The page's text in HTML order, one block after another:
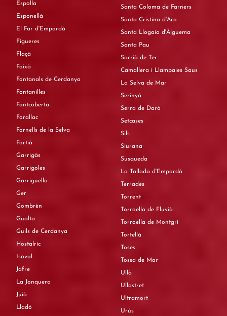
Espolla
Esponellà
El Far d'Empordà
Figueres
Flaçà
Foixà
Fontanals de Cerdanya
Fontanilles
Fontcoberta
Forallac
Fornells de la Selva
Fortià
Garrigàs
Garrigoles
Garriguella
Ger
Gombrèn
Gualta
Guils de Cerdanya
Hostalric
Isòvol
Jafre
La Jonquera
Juià
Lladó
Santa Coloma de Farners
Santa Cristina d'Aro
Santa Llogaia d'Àlguema
Santa Pau
Sarrià de Ter
Camallera i Llampaies Saus
La Selva de Mar
Serinyà
Serra de Daró
Setcases
Sils
Siurana
Susqueda
La Tallada d'Empordà
Terrades
Torrent
Torroella de Fluvià
Torroella de Montgrí
Tortellà
Toses
Tossa de Mar
Ullà
Ullastret
Ultramort
Urús